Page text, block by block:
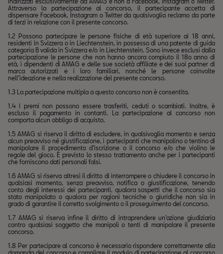
Attraverso la partecipazione al concorso, il partecipante accetta di
dispensare Facebook, Instagram o Twitter da qualsivoglia reclamo da parte
di terzi in relazione con il presente concorso.
1.2 Possono partecipare le persone fisiche di età superiore ai 18 anni,
residenti in Svizzera o in Liechtenstein, in possesso di una patente di guida
categoria B valida in Svizzera e/o in Liechtenstein. Sono invece esclusi dalla
partecipazione le persone che non hanno ancora compiuto il 18o anno di
età, i dipendenti di AMAG e delle sue società affiliate e dei suoi partner di
marca autorizzati e i loro familiari, nonché le persone coinvolte
nell’ideazione e nella realizzazione del presente concorso.
1.3 La partecipazione multipla a questo concorso non è consentita.
1.4 I premi non possono essere trasferiti, ceduti o scambiati. Inoltre, è
escluso il pagamento in contanti. La partecipazione al concorso non
comporta alcun obbligo di acquisto.
1.5 AMAG si riserva il diritto di escludere, in qualsivoglia momento e senza
alcun preavviso né giustificazione, i partecipanti che manipolino o tentino di
manipolare il procedimento d’iscrizione o il concorso e/o che violino le
regole del gioco. È previsto lo stesso trattamento anche per i partecipanti
che forniscono dati personali falsi.
1.6 AMAG si riserva altresì il diritto di interrompere o chiudere il concorso in
qualsiasi momento, senza preavviso, notifica o giustificazione, tenendo
conto degli interessi dei partecipanti, qualora sospetti che il concorso sia
stato manipolato o qualora per ragioni tecniche o giuridiche non sia in
grado di garantire il corretto svolgimento o il proseguimento del concorso.
1.7 AMAG si riserva infine il diritto di intraprendere un’azione giudiziaria
contro qualsiasi soggetto che manipoli o tenti di manipolare il presente
concorso.
1.8 Per partecipare al concorso è necessario rispondere correttamente alla
domanda del concorso e compilare il modulo di partecipazione al concorso